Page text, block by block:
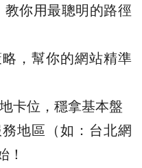
教你用最聰明的路徑
，幫你的網站精準
卡位，穩拿基本盤
地區（如：台北網
！